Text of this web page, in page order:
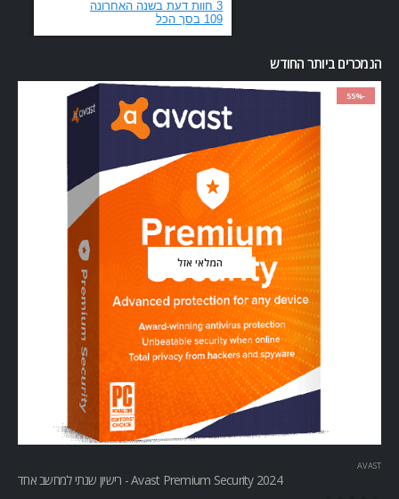
הנמכרים ביותר החודש
-55%
המלאי אזל
AVAST
Avast Premium Security 2024 - רישיון שנתי למחשב אחד